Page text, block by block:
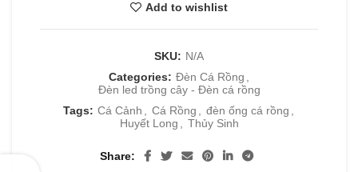
Add to wishlist
SKU: N/A
Categories: Đèn Cá Rồng
Đèn led trồng cây - Đèn cá rồng
Tags: Cá Cảnh Cá Rồng đèn ống cá rồng
Huyết Long
Thủy Sinh
Share